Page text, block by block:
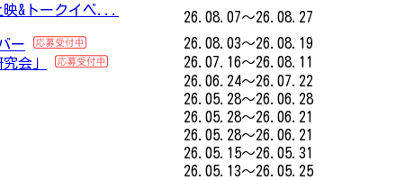
&トークイベ...
26.08.07～26.08.27
ー
26.08.03～26.08.19
会」
26.07.16～26.08.11
26.06.24～26.07.22
26.05.28～26.06.28
26.05.28～26.06.21
26.05.28～26.06.21
26.05.15～26.05.31
26.05.13～26.05.25